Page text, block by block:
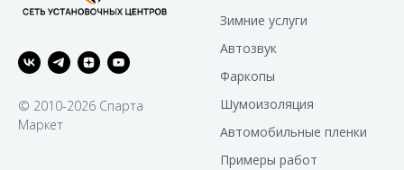
через удобное мобильное
Автозапуск, прогревы по
Управление охраной и
Не сканируемый диалоговый
сигнализации.
© 2010-2026 Спарта
Маркет
Зимние услуги
Автозвук
Фаркопы
Шумоизоляция
Автомобильные пленки
Примеры работ